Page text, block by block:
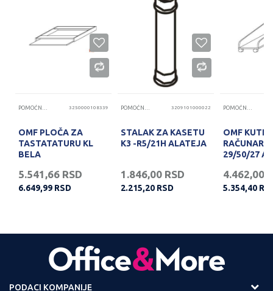
3250000108339
OMF PLOČA ZA
TASTATATURU KL
BELA
5.541,66 RSD
6.649,99 RSD
3209101000022
STALAK ZA KASETU
K3 -R5/21H ALATEJA
1.846,00 RSD
2.215,20 RSD
OMF
RAČUNAR
29/50/27
4.462,00
5.354,40
PODACI KOMPANIJE